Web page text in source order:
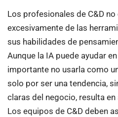
Los profesionales de C&D
excesivamente de las
sus habilidades de
Aunque la IA puede ayudar
importante no usarla como
solo por ser una tendencia,
claras del negocio, resulta
Los equipos de C&D deben